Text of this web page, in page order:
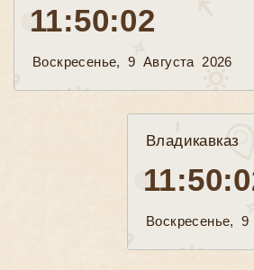
11:50:03
Воскресенье, 9 Августа 2026
Владикавказ
Воскресенье,